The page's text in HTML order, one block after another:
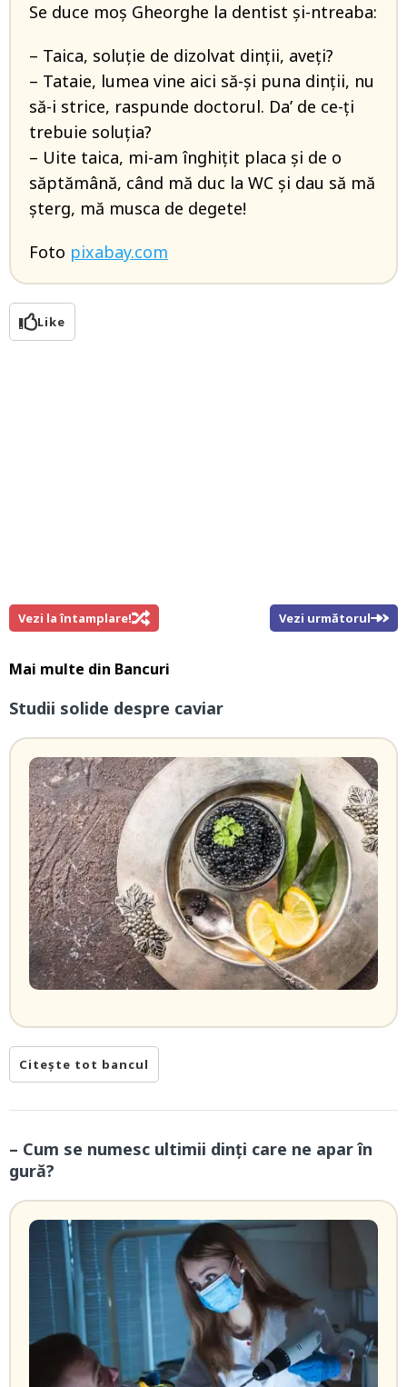
Se duce moș Gheorghe la dentist și-ntreaba:
– Taica, soluție de dizolvat dinții, aveți?
– Tataie, lumea vine aici să-și puna dinții, nu
să-i strice, raspunde doctorul. Da’ de ce-ți
trebuie soluția?
– Uite taica, mi-am înghițit placa și de o
săptămână, când mă duc la WC și dau să mă
șterg, mă musca de degete!
Foto pixabay.com
Like
Vezi la întamplare! Vezi următorul
Mai multe din Bancuri
Studii solide despre caviar
Citește tot bancul
– Cum se numesc ultimii dinți care ne apar în
gură?